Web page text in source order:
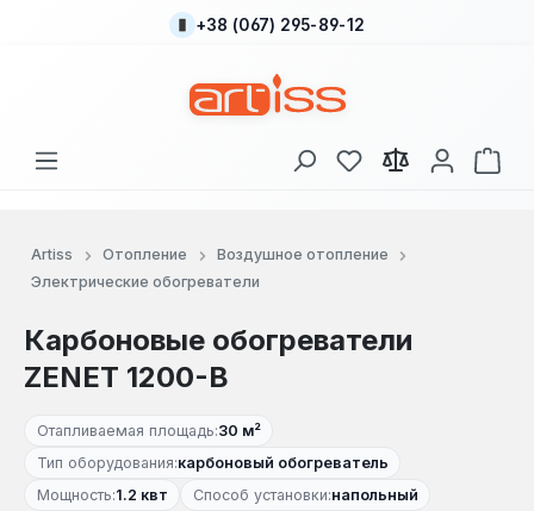
Перейти к основному содержанию
+38 (067) 295-89-12
У вас есть товары
В
Artiss Отопление
Воздушное отопление
Электрические обогреватели
Карбоновые обогреватели
ZENET 1200-В
Отапливаемая площадь:30 м²
Тип оборудования:карбоновый обогреватель
Мощность:1.2 квт Способ установки:напольный